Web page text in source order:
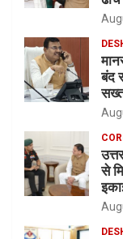
बंद
से